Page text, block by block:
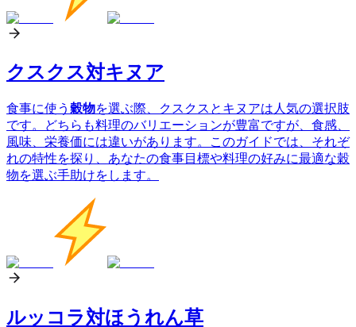
クスクス対キヌア
食事に使う 穀物を選ぶ際、クスクスとキヌアは人気の選択肢
です。どちらも料理のバリエーションが豊富ですが、食感、
風味、栄養価には違いがあります。このガイドでは、それぞ
れの特性を探り、あなたの食事目標や料理の好みに最適な穀
物を選ぶ手助けをします。
ルッコラ対ほうれん草